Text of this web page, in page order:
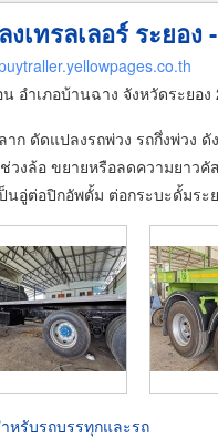
เทรลเลอร์ ระยอง
อำเภอบ้านฉาง จังหวัดระยอง
ก ดัดแปลงรถพ่วง รถกึ่งพ่วง
วงล้อ ขยายหรือลดความยา
นอู่ต่อปิกอัพดั้ม ต่อกระบะดั้มระ
หรับรถบรรทุกและรถ